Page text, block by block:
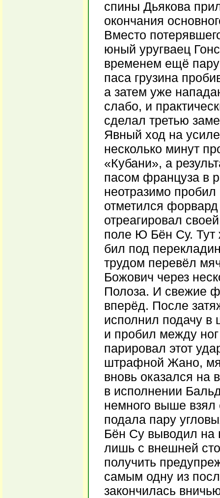
спины Дьякова
окончания
Вместо
юный уругваец
временем ещё
паса грузина
а затем уже
слабо, и
сделал третью
Явный ход на
несколько минут
«Кубани», а
пасом француза в
неотразимо
отметился
отреагировал
поле Ю Бён Су.
бил под
трудом перевёл
Божович через
Полоза. И свежие
вперёд. После
исполнил подачу в
и пробил между
парировал этот
штрафной Жано,
вновь оказался на
в исполнении
немного выше взял
подала пару
Бён Су выводил на
лишь с внешней
получить
самым одну из
закончилась